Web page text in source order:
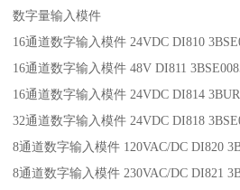
数字量输入模件
16通道数字输入模件 24VDC DI810
16通道数字输入模件 48V DI811
16通道数字输入模件 24VDC DI814
32通道数字输入模件 24VDC DI818
8通道数字输入模件 120VAC/DC DI820
8通道数字输入模件 230VAC/DC DI821